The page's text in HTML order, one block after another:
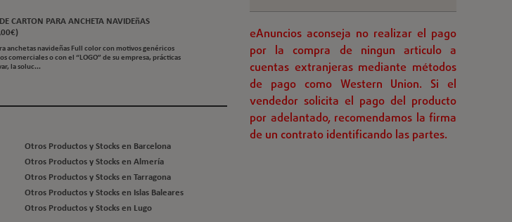
CARTON PARA ANCHETA NAVIDEñAS
anchetas navideñas Full color con motivos genéricos
comerciales o con el “LOGO” de su empresa, prácticas
la soluc...
Otros Productos y Stocks en Barcelona
Otros Productos y Stocks en Almería
Otros Productos y Stocks en Tarragona
Otros Productos y Stocks en Islas Baleares
Otros Productos y Stocks en Lugo
eAnuncios aconseja no realizar el pago
por la compra de ningun articulo a
cuentas extranjeras mediante métodos
de pago como Western Union. Si el
vendedor solicita el pago del producto
por adelantado, recomendamos la firma
de un contrato identificando las partes.